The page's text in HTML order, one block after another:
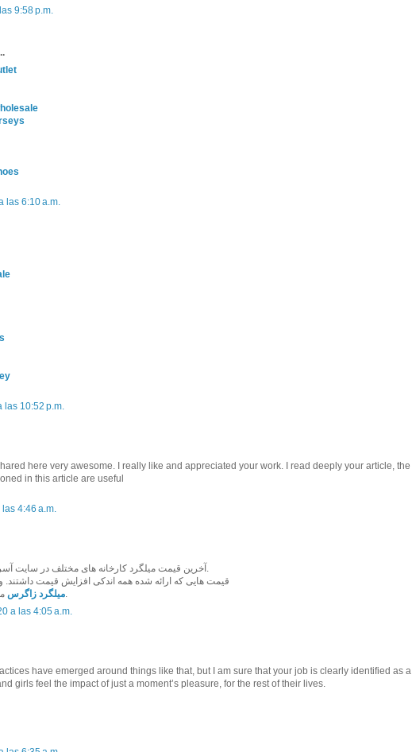
9:58 p.m.
las 6:10 a.m.
las 10:52 p.m.
here very awesome. I really like and appreciated your work. I read deeply your article, the
in this article are useful
4:46 a.m.
آخرین قیمت میلگرد کارخانه های مختلف در سایت آسرون همین الان آپدیت شد.
قیمت هایی که ارائه شده همه اندکی افزایش قیمت داشتند.
میلگرد زاگرسمقداری بیشتر از بقیه بوده.
a las 4:05 a.m.
have emerged around things like that, but I am sure that your job is clearly identified as a
girls feel the impact of just a moment’s pleasure, for the rest of their lives.